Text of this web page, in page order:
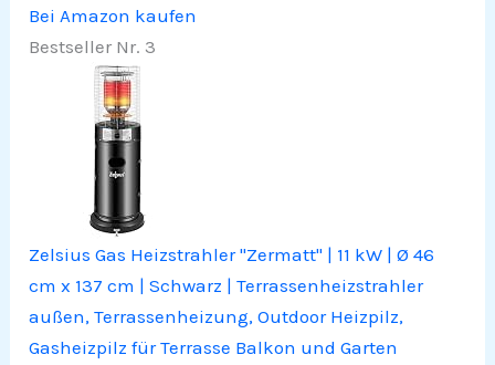
Bei Amazon kaufen
Bestseller Nr. 3
Zelsius Gas Heizstrahler "Zermatt" | 11 kW | Ø 46
cm x 137 cm | Schwarz | Terrassenheizstrahler
außen, Terrassenheizung, Outdoor Heizpilz,
Gasheizpilz für Terrasse Balkon und Garten